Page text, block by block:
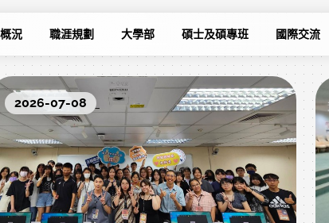
況 職涯規劃 大學部 碩士及碩專班 國際交流
2026-07-08